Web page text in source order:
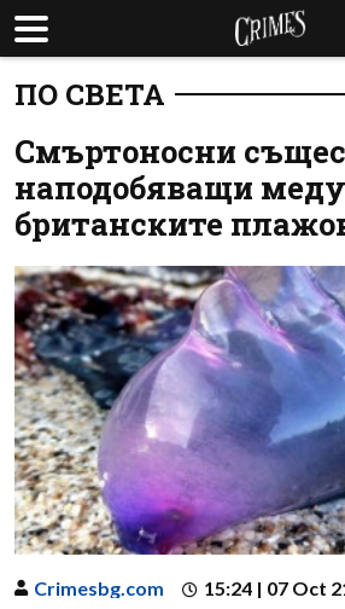
ПО СВЕТА
Смъртоносни
наподобяващи
британските
Crimesbg.com 15:24 | 07 Oct